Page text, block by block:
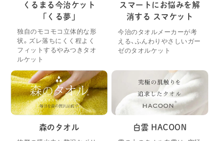
くるまる今治ケット
「くる夢」
独自のモコモコ立体的な形
状。ズレ落ちにくく程よく
フィットするやみつきタオ
ルケット
スマートにお悩みを解
消する スマケット
今治のタオルメーカーが考
える、ふんわりやさしいガー
ゼのタオルケット
森のタオル 白雲 HACOON